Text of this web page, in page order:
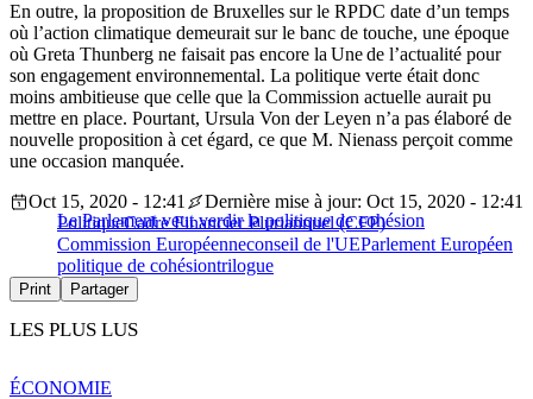
En outre, la proposition de Bruxelles sur le RPDC date d’un temps
où l’action climatique demeurait sur le banc de touche, une époque
où Greta Thunberg ne faisait pas encore la Une de l’actualité pour
son engagement environnemental. La politique verte était donc
moins ambitieuse que celle que la Commission actuelle aurait pu
mettre en place. Pourtant, Ursula Von der Leyen n’a pas élaboré de
nouvelle proposition à cet égard, ce que M. Nienass perçoit comme
une occasion manquée.
Le Parlement veut verdir la politique de cohésion
Oct 15, 2020 - 12:41
Dernière mise à jour: Oct 15, 2020 - 12:41
PolitiqueCadre Financier Pluriannuel (CFP)
Commission Européenneconseil de l'UEParlement Européen
politique de cohésiontrilogue
Print Partager
LES PLUS LUS
ÉCONOMIE